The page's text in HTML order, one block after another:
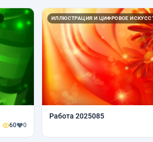
60 0
ИЛЛЮСТРАЦИЯ И ЦИФРОВОЕ
Работа 2025085